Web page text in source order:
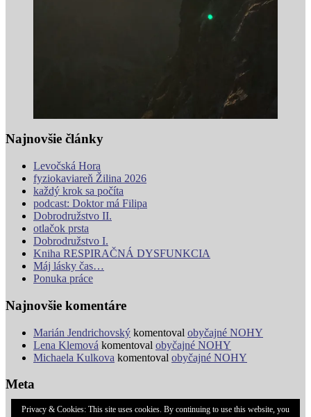
Najnovšie články
Levočská Hora
fyziokaviareň Žilina 2026
každý krok sa počíta
podcast: Doktor má Filipa
Dobrodružstvo II.
otlačok prsta
Dobrodružstvo I.
Kniha RESPIRAČNÁ DYSFUNKCIA
Máj lásky čas…
Ponuka práce
Najnovšie komentáre
Marián Jendrichovský komentoval obyčajné NOHY
Lena Klemová komentoval obyčajné NOHY
Michaela Kulkova komentoval obyčajné NOHY
Meta
Prihlásiť sa
Privacy & Cookies: This site uses cookies. By continuing to use this website, you